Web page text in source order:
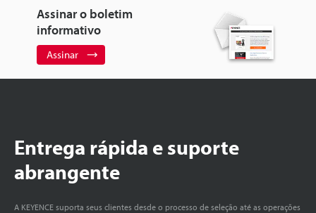
Assinar o boletim
informativo
Assinar
Entrega rápida e suporte
abrangente
A KEYENCE suporta seus clientes desde o processo de seleção até as operações